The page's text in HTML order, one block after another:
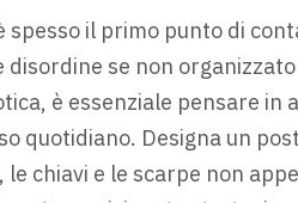
spesso il primo punto di
disordine se non
è essenziale pensare
quotidiano. Designa un
chiavi e le scarpe non